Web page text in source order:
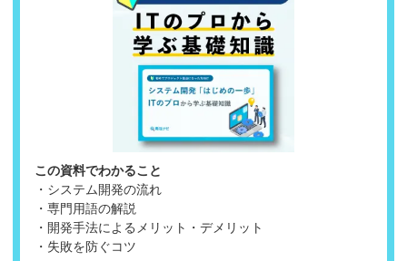
この資料でわかること
・システム開発の流れ
・専門用語の解説
・開発手法によるメリット・デメリット
・失敗を防ぐコツ